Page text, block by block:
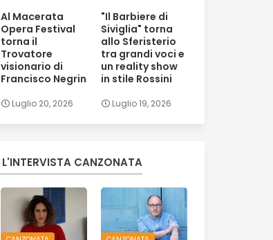
Al Macerata
Opera Festival
torna il
Trovatore
visionario di
Francisco Negrin
Luglio 20, 2026
"Il Barbiere di
Siviglia" torna
allo Sferisterio
tra grandi voci e
un reality show
in stile Rossini
Luglio 19, 2026
L'INTERVISTA CANZONATA